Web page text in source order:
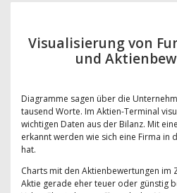
Visualisierung von
und
Diagramme sagen über die
tausend Worte. Im Aktien-Terminal
wichtigen Daten aus der Bilanz. Mit
erkannt werden wie sich eine Firma in
hat.
Charts mit den Aktienbewertungen im
Aktie gerade eher teuer oder günstig